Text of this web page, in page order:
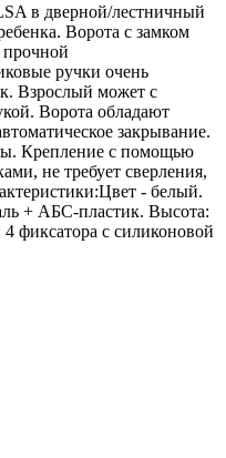
в дверной/лестничный
Ворота с замком
прочной
ручки очень
Взрослый может с
Ворота обладают
закрывание.
Крепление с помощью
не требует сверления,
- белый.
+ AБC-пластик. Высота:
фиксатора с силиконовой